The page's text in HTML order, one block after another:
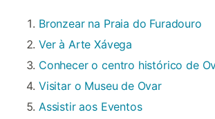
Bronzear na Praia do Furadouro
Ver à Arte Xávega
Conhecer o centro histórico de
Visitar o Museu de Ovar
Assistir aos Eventos